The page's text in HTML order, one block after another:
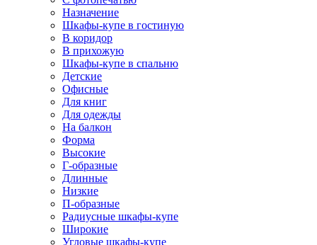
Назначение
Шкафы-купе в гостиную
В коридор
В прихожую
Шкафы-купе в спальню
Детские
Офисные
Для книг
Для одежды
На балкон
Форма
Высокие
Г-образные
Длинные
Низкие
П-образные
Радиусные шкафы-купе
Широкие
Угловые шкафы-купе